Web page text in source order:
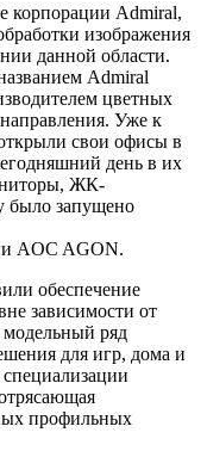
корпорации Admiral,
изображения
данной области.
Admiral
цветных
Уже к
свои офисы в
день в их
ЖК-
было запущено
AOC AGON.
обеспечение
зависимости от
ряд
для игр, дома и
профильных